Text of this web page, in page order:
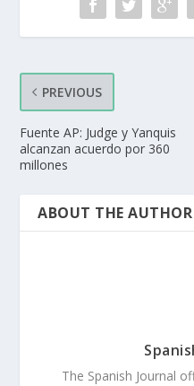
PREVIOUS
Fuente AP: Judge y Yanquis
alcanzan acuerdo por 360
millones
ABOUT THE AUTHOR
The Spanish Journal